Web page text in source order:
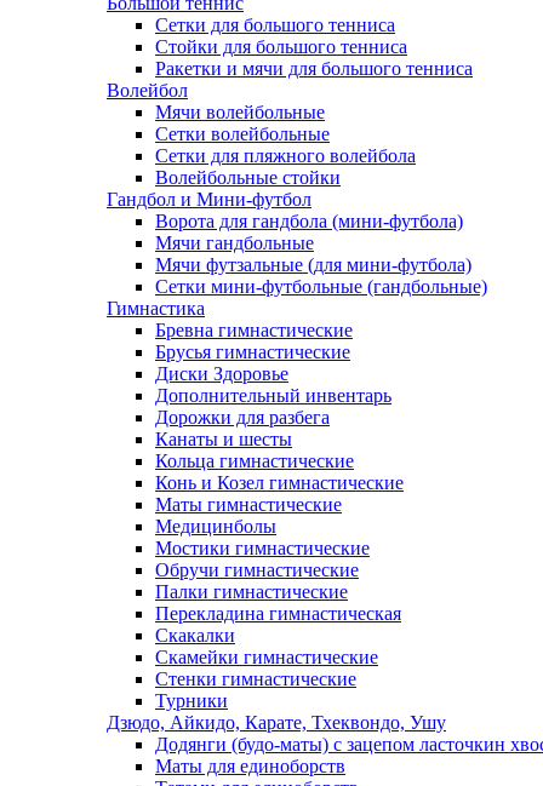
Сетки для большого тенниса
Стойки для большого тенниса
Ракетки и мячи для большого тенниса
Волейбол
Мячи волейбольные
Сетки волейбольные
Сетки для пляжного волейбола
Волейбольные стойки
Гандбол и Мини-футбол
Ворота для гандбола (мини-футбола)
Мячи гандбольные
Мячи футзальные (для мини-футбола)
Сетки мини-футбольные (гандбольные)
Гимнастика
Бревна гимнастические
Брусья гимнастические
Диски Здоровье
Дополнительный инвентарь
Дорожки для разбега
Канаты и шесты
Кольца гимнастические
Конь и Козел гимнастические
Маты гимнастические
Медицинболы
Мостики гимнастические
Обручи гимнастические
Палки гимнастические
Перекладина гимнастическая
Скакалки
Скамейки гимнастические
Стенки гимнастические
Турники
Дзюдо, Айкидо, Карате, Тхеквондо, Ушу
Додянги (будо-маты) с зацепом ласточкин
Маты для единоборств